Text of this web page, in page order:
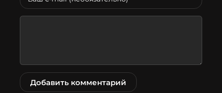
Добавить комментарий